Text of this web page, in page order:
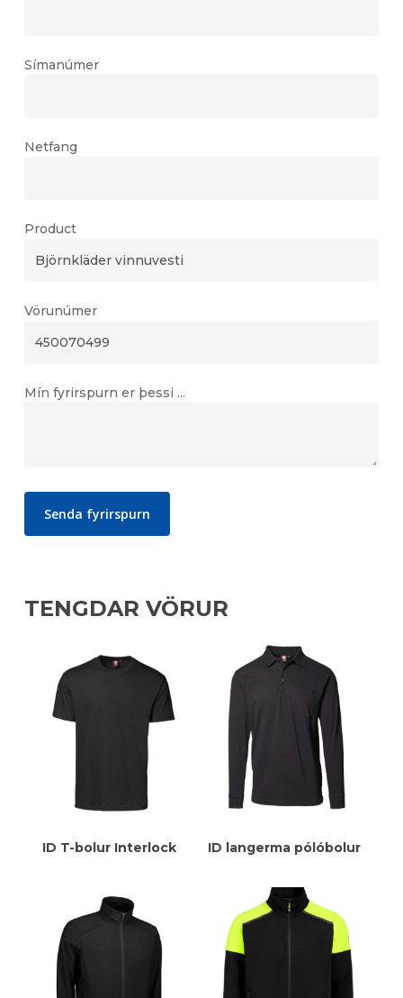
Símanúmer
Netfang
Product
Vörunúmer
Mín fyrirspurn er þessi ...
TENGDAR VÖRUR
Meiri Upplýsingar
ID T-bolur Interlock Meiri Upplýsingar
ID langerma pólóbolur